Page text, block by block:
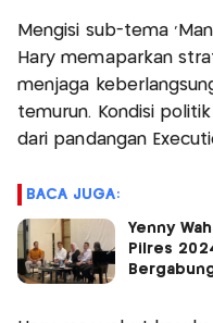
Mengisi sub-tema
Hary memaparkan
menjaga
temurun. Kondisi
dari pandangan
BACA JUGA:
Yenny
Pilres